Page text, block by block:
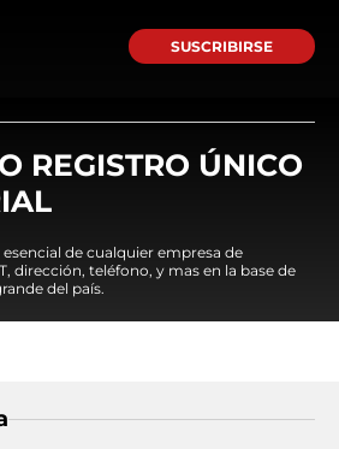
SUSCRIBIRSE
REGISTRO ÚNICO
de cualquier empresa de
dirección, teléfono, y mas en la base de
del país.